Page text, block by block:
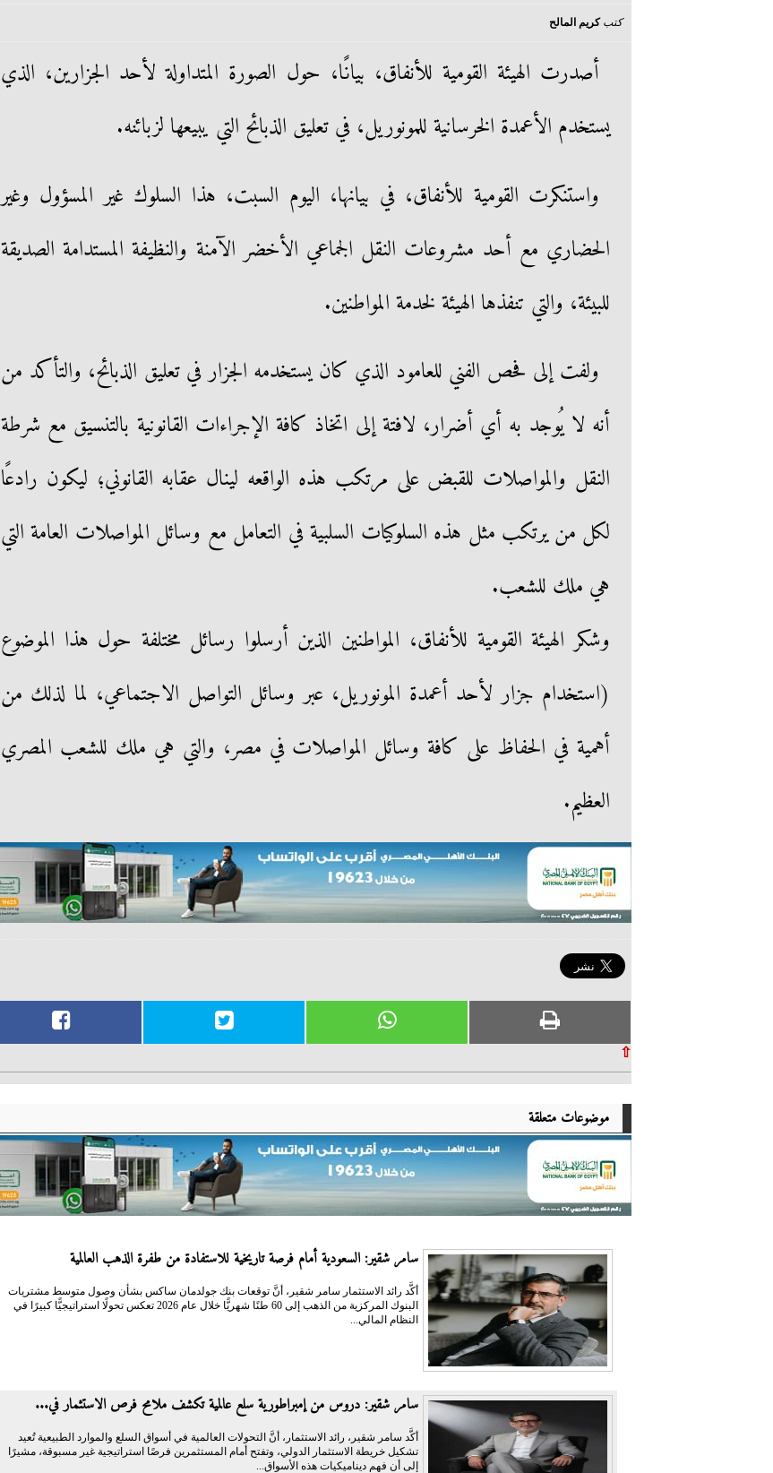
كتبكريم المالح
أصدرت الهيئة القومية للأنفاق، بيانًا، حول الصورة المتداولة لأحد الجزارين، الذي
يستخدم الأعمدة الخرسانية للمونوريل، في تعليق الذبائح التي يبيعها لزبائنه.
واستنكرت القومية للأنفاق، في بيانها، اليوم السبت، هذا السلوك غير المسؤول وغير
الحضاري مع أحد مشروعات النقل الجماعي الأخضر الآمنة والنظيفة المستدامة الصديقة
للبيئة، والتي تنفذها الهيئة لخدمة المواطنين.
ولفت إلى فحص الفني للعامود الذي كان يستخدمه الجزار في تعليق الذبائح، والتأكد من
أنه لا يُوجد به أي أضرار، لافتة إلى اتخاذ كافة الإجراءات القانونية بالتنسيق مع شرطة
النقل والمواصلات للقبض على مرتكب هذه الواقعه لينال عقابه القانوني؛ ليكون رادعًا
لكل من يرتكب مثل هذه السلوكيات السلبية في التعامل مع وسائل المواصلات العامة التي
هي ملك للشعب.
وشكر الهيئة القومية للأنفاق، المواطنين الذين أرسلوا رسائل مختلفة حول هذا الموضوع
(استخدام جزار لأحد أعمدة المونوريل، عبر وسائل التواصل الاجتماعي، لما لذلك من
أهمية في الحفاظ على كافة وسائل المواصلات في مصر، والتي هي ملك للشعب المصري
العظيم.
⇧
موضوعات متعلقة
سامر شقير: السعودية أمام فرصة تاريخية للاستفادة من طفرة الذهب العالمية
أكَّد رائد الاستثمار سامر شقير، أنَّ توقعات بنك جولدمان ساكس بشأن وصول متوسط مشتريات
البنوك المركزية من الذهب إلى 60 طنًا شهريًّا خلال عام 2026 تعكس تحولًا استراتيجيًّا كبيرًا في
النظام المالي...
سامر شقير: دروس من إمبراطورية سلع عالمية تكشف ملامح فرص الاستثمار في...
أكَّد سامر شقير، رائد الاستثمار، أنَّ التحولات العالمية في أسواق السلع والموارد الطبيعية تُعيد
تشكيل خريطة الاستثمار الدولي، وتفتح أمام المستثمرين فرصًا استراتيجية غير مسبوقة، مشيرًا
إلى أن فهم ديناميكيات هذه الأسواق...